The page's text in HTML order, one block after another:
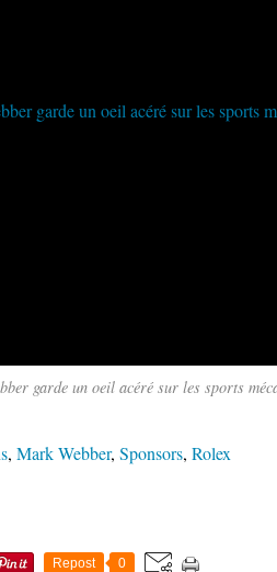
garde un oeil acéré sur les sports
, Mark Webber, Sponsors, Rolex
Repost 0